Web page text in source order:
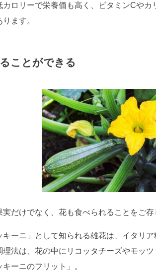
カロリーで栄養価も高く、ビタミンCや
ます。
ことができる
実だけでなく、花も食べられることをご存
キーニ」として知られる雄花は、イタリ
理法は、花の中にリコッタチーズやモッ
ーニのフリット」。